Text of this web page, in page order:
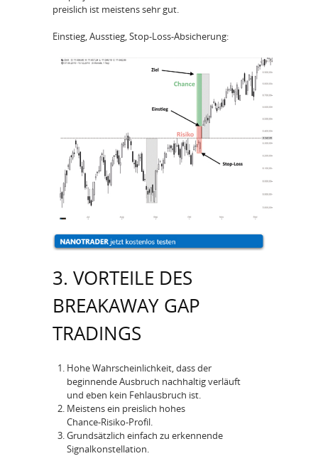
preislich ist meistens sehr gut.
Einstieg, Ausstieg, Stop-Loss-Absicherung:
3. VORTEILE DES
BREAKAWAY GAP
TRADINGS
Hohe Wahrscheinlichkeit, dass der
beginnende Ausbruch nachhaltig verläuft
und eben kein Fehlausbruch ist.
Meistens ein preislich hohes
Chance‑Risiko‑Profil.
Grundsätzlich einfach zu erkennende
Signalkonstellation.